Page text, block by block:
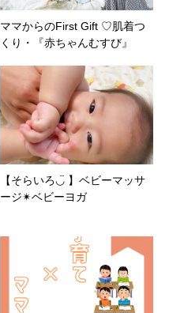
ママからのFirst Gift ♡肌着つ
くり・『赤ちゃんむすび』
【そらいろ◡̈ 】ベビーマッサ
ージ✴︎ベビーヨガ